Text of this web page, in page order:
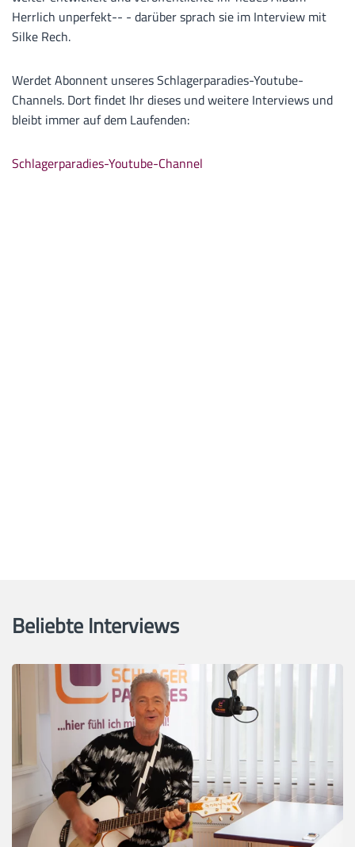
Herrlich unperfekt-- - darüber sprach sie im Interview mit
Silke Rech.
Werdet Abonnent unseres Schlagerparadies-Youtube-
Channels. Dort findet Ihr dieses und weitere Interviews und
bleibt immer auf dem Laufenden:
Schlagerparadies-Youtube-Channel
Beliebte Interviews